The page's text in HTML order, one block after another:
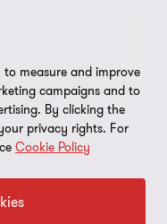
measure and improve
campaigns and to
By clicking the
privacy rights. For
Cookie Policy